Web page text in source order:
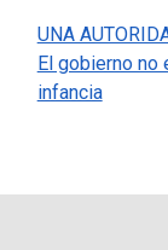
UNA
El gobierno no
infancia